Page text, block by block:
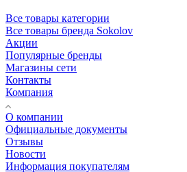
Все товары категории
Все товары бренда Sokolov
Акции
Популярные бренды
Магазины сети
Контакты
Компания
О компании
Официальные документы
Отзывы
Новости
Информация покупателям